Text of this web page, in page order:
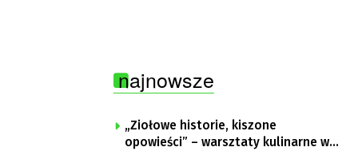
najnowsze
„Ziołowe historie, kiszone
opowieści” – warsztaty kulinarne w